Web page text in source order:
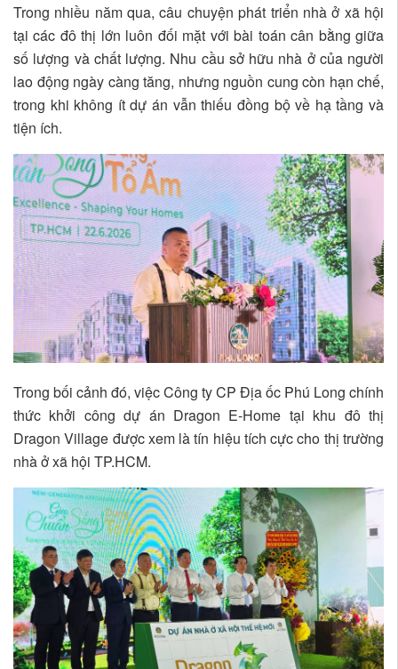
Trong nhiều năm qua, câu chuyện phát triển nhà ở xã hội
tại các đô thị lớn luôn đối mặt với bài toán cân bằng giữa
số lượng và chất lượng. Nhu cầu sở hữu nhà ở của người
lao động ngày càng tăng, nhưng nguồn cung còn hạn chế,
trong khi không ít dự án vẫn thiếu đồng bộ về hạ tầng và
tiện ích.
Trong bối cảnh đó, việc Công ty CP Địa ốc Phú Long chính
thức khởi công dự án Dragon E-Home tại khu đô thị
Dragon Village được xem là tín hiệu tích cực cho thị trường
nhà ở xã hội TP.HCM.